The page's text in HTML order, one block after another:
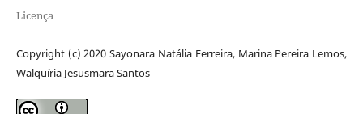
Licença
Copyright (c) 2020 Sayonara Natália Ferreira, Marina Pereira Lemos,
Walquíria Jesusmara Santos